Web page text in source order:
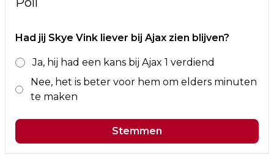
Had jij Skye Vink liever bij Ajax zien blijven?
Ja, hij had een kans bij Ajax 1 verdiend
Nee, het is beter voor hem om elders minuten
te maken
Stemmen